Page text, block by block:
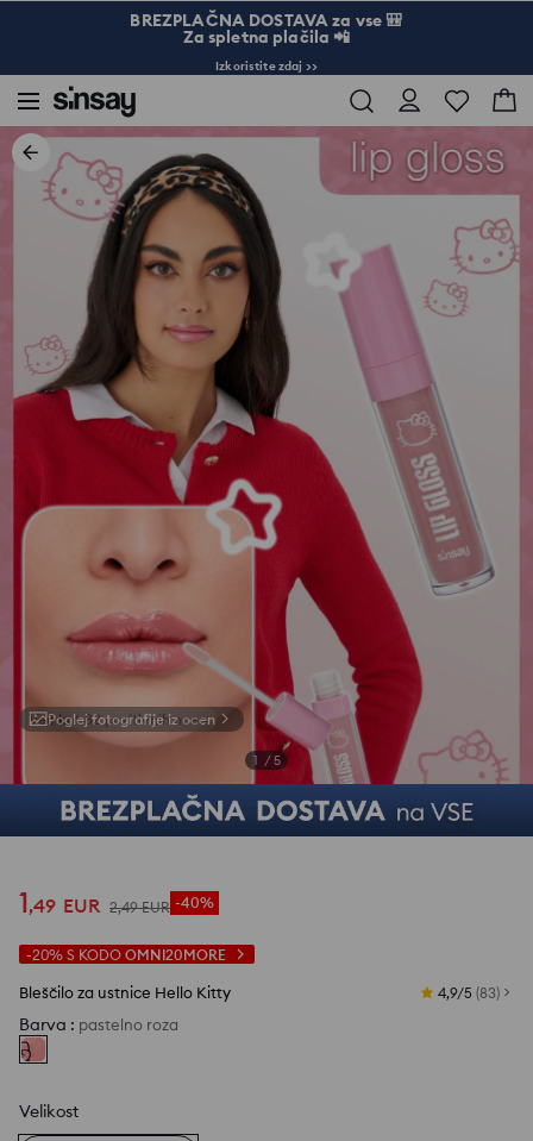
BREZPLAČNA DOSTAVA za vse 🎒
Za spletna plačila 📲
Izkoristite zdaj >>
Poglej fotografije iz ocen
1 / 5
1,49 EUR 2,49 EUR -40%
-20% S KODO OMNI20MORE
Bleščilo za ustnice Hello Kitty 4,9/5 (83)
Barva : pastelno roza
Velikost